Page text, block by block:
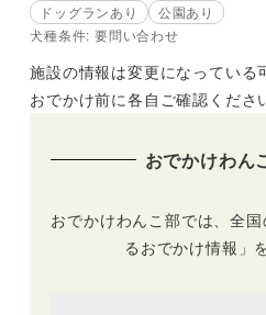
ドッグランあり
公園あり
犬種条件: 要問い合わせ
施設の情報は変更になっている
おでかけ前に各自ご確認くださ
おでかけわん
おでかけわんこ部では、全
るおでかけ情報」